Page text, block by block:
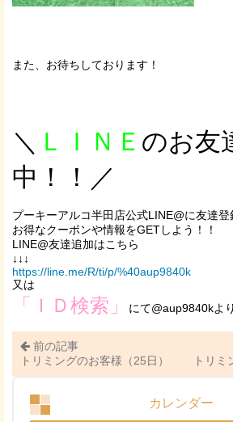
また、お待ちしております！
＼ ＬＩＮＥ のお友
中！！／
プーキーアルコ半田店公式LINE@に友達登
お得なクーポンや情報をGETしよう！！
LINE@友達追加はこちら
↓↓↓
https://line.me/R/ti/p/%40aup9840k
又は
「ＩＤ検索」 にて@aup9840kよ
前の記事
トリミングのお客様（25日）
トリミ
カレンダー